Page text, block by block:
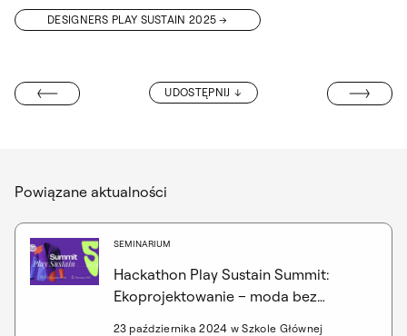
DESIGNERS PLAY SUSTAIN 2025
UDOSTĘPNIJ
GARLICKIEGO
KIMBA
Powiązane aktualności
SEMINARIUM
Hackathon Play Sustain Summit:
Ekoprojektowanie – moda bez
23 października 2024 w Szkole Głównej